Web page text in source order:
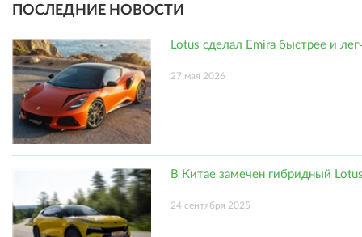
ПОСЛЕДНИЕ НОВОСТИ
Lotus сделал Emira быстрее и
27 мая 2026
В Китае замечен гибридный
24 сентября 2025